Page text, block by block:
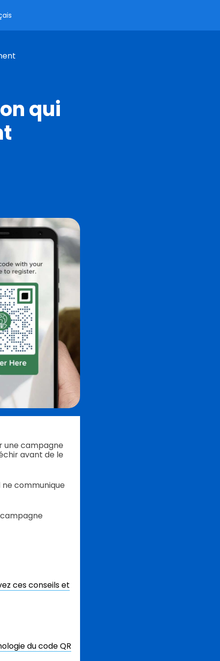
qui
une campagne
avant de le
ne communique
campagne
ces conseils et
du code QR